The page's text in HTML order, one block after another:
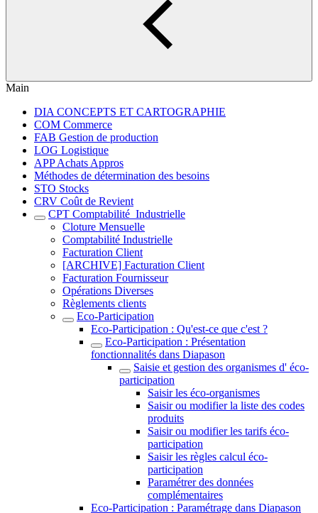
Main
DIA CONCEPTS ET CARTOGRAPHIE
COM Commerce
FAB Gestion de production
LOG Logistique
APP Achats Appros
Méthodes de détermination des besoins
STO Stocks
CRV Coût de Revient
CPT Comptabilité_Industrielle
Cloture Mensuelle
Comptabilité Industrielle
Facturation Client
[ARCHIVE] Facturation Client
Facturation Fournisseur
Opérations Diverses
Règlements clients
Eco-Participation
Eco-Participation : Qu'est-ce que c'est ?
Eco-Participation : Présentation
fonctionnalités dans Diapason
Saisie et gestion des organismes d' éco-
participation
Saisir les éco-organismes
Saisir ou modifier la liste des codes
produits
Saisir ou modifier les tarifs éco-
participation
Saisir les règles calcul éco-
participation
Paramétrer des données
complémentaires
Eco-Participation : Paramétrage dans Diapason